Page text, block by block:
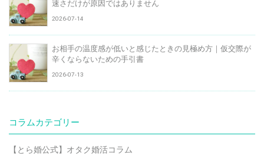
速さだけが原因ではありません
2026-07-14
お相手の温度感が低いと感じたときの見極め方｜仮交際が
辛くならないための手引書
2026-07-13
コラムカテゴリー
【とら婚公式】オタク婚活コラム